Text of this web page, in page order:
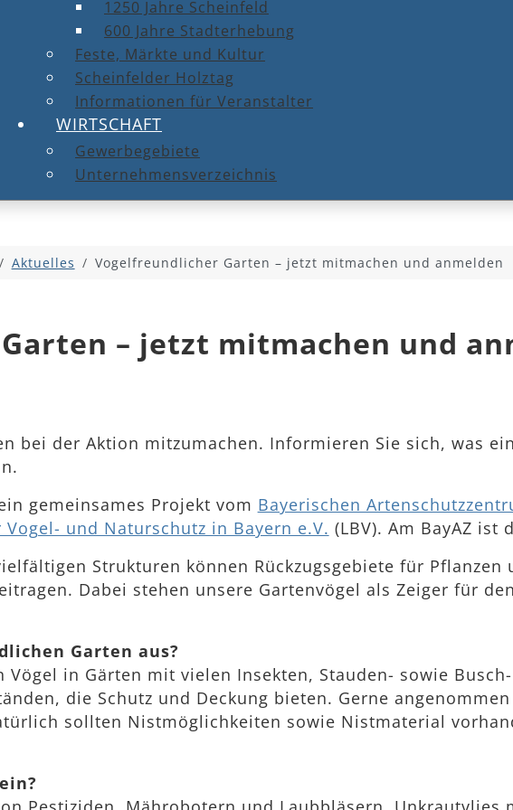
1250 Jahre Scheinfeld
600 Jahre Stadterhebung
Feste, Märkte und Kultur
Scheinfelder Holztag
Informationen für Veranstalter
WIRTSCHAFT
Gewerbegebiete
Unternehmensverzeichnis
Aktuelles Vogelfreundlicher Garten – jetzt mitmachen und anmelden
– jetzt mitmachen und
bei der Aktion mitzumachen. Informieren Sie sich, was
gemeinsames Projekt vom Bayerischen
und Naturschutz in Bayern e.V. (LBV). Am BayAZ ist
Strukturen können Rückzugsgebiete für
Dabei stehen unsere Gartenvögel als Zeiger für
Garten aus?
Vögel in Gärten mit vielen Insekten, Stauden- sowie
die Schutz und Deckung bieten. Gerne
sollten Nistmöglichkeiten sowie Nistmaterial